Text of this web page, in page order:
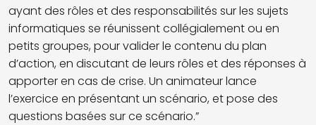
ayant des rôles et des responsabilités sur les sujets
informatiques se réunissent collégialement ou en
petits groupes, pour valider le contenu du plan
d’action, en discutant de leurs rôles et des réponses à
apporter en cas de crise. Un animateur lance
l’exercice en présentant un scénario, et pose des
questions basées sur ce scénario.”